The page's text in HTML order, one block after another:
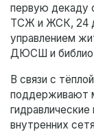
первую декаду
ТСЖ и ЖСК, 24
управлением
ДЮСШ и
В связи с
поддерживают
внутренних